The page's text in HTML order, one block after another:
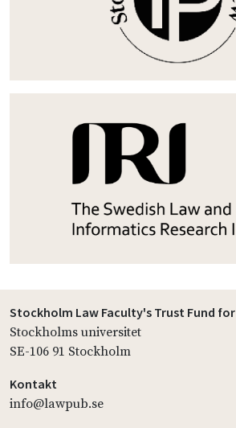
Stockholm Law Faculty's Trust Fund
Stockholms universitet
SE-106 91 Stockholm
Kontakt
info@lawpub.se